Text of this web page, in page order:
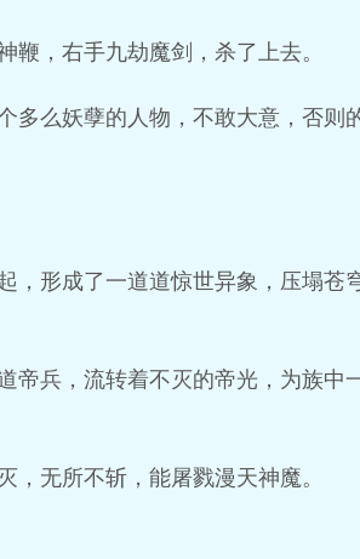
，右手九劫魔剑，杀了上去。
么妖孽的人物，不敢大意，否则
，形成了一道道惊世异象，压塌苍
帝兵，流转着不灭的帝光，为族中
无所不斩，能屠戮漫天神魔。